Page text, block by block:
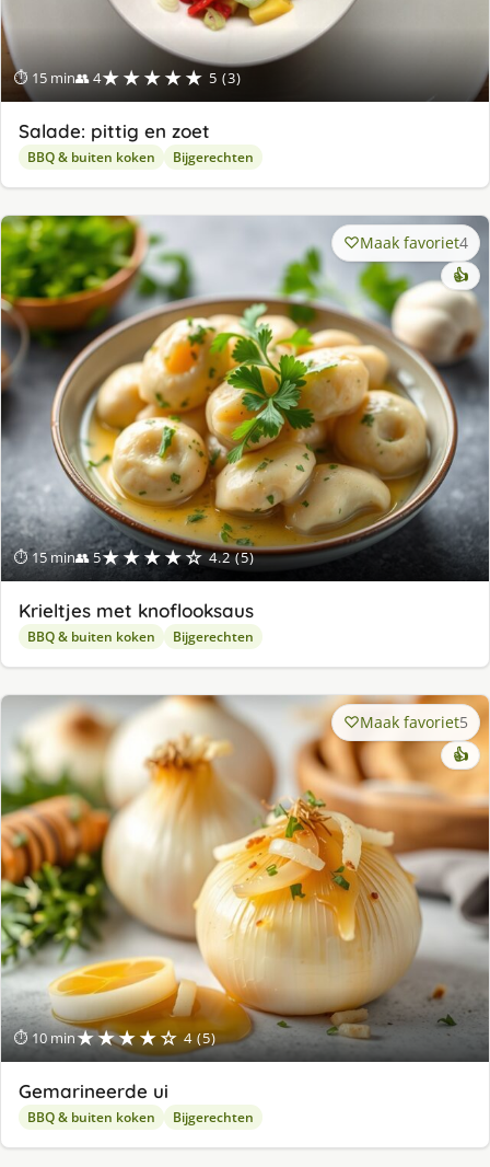
⏱ 15 min👥 4★★★★★ 5 (3)
Salade: pittig en zoet
BBQ & buiten koken Bijgerechten
⏱ 15 min👥 5★★★★☆ 4.2 (5)
Maak favoriet4
👍
Krieltjes met knoflooksaus
BBQ & buiten koken Bijgerechten
⏱ 10 min★★★★☆ 4 (5)
Maak favoriet5
👍
Gemarineerde ui
BBQ & buiten koken Bijgerechten